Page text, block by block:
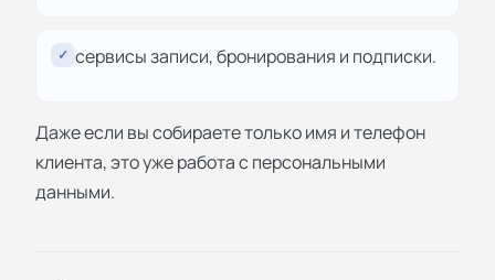
✓ сервисы записи, бронирования и подписки.
Даже если вы собираете только имя и телефон
клиента, это уже работа с персональными
данными.